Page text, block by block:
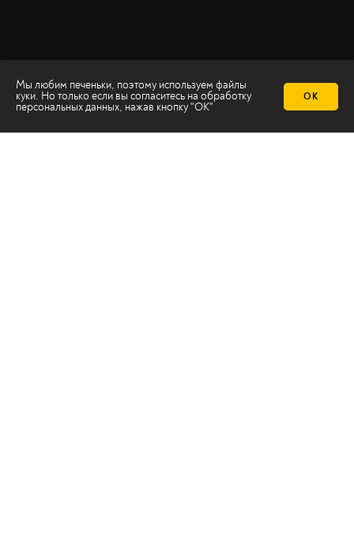
Мы любим печеньки, поэтому используем файлы
куки. Но только если вы согласитесь на обработку
персональных данных, нажав кнопку "ОК"
ОК